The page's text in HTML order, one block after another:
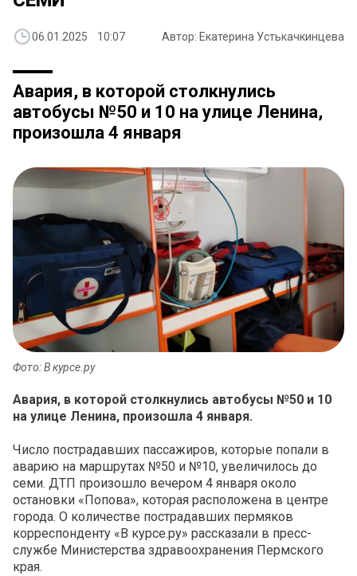
06.01.2025 10:07 Автор: Екатерина Устькачкинцева
Авария, в которой столкнулись
автобусы №50 и 10 на улице Ленина,
произошла 4 января
Фото: В курсе.ру
Авария, в которой столкнулись автобусы №50 и 10
на улице Ленина, произошла 4 января.
Число пострадавших пассажиров, которые попали в
аварию на маршрутах №50 и №10, увеличилось до
семи. ДТП произошло вечером 4 января около
остановки «Попова», которая расположена в центре
города. О количестве пострадавших пермяков
корреспонденту «В курсе.ру» рассказали в пресс-
службе Министерства здравоохранения Пермского
края.